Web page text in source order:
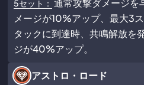
5セット： 通常攻撃ダメージを
メージが10%アップ、最大3
タックに到達時、共鳴解放を
ジが40%アップ。
アストロ・ロード